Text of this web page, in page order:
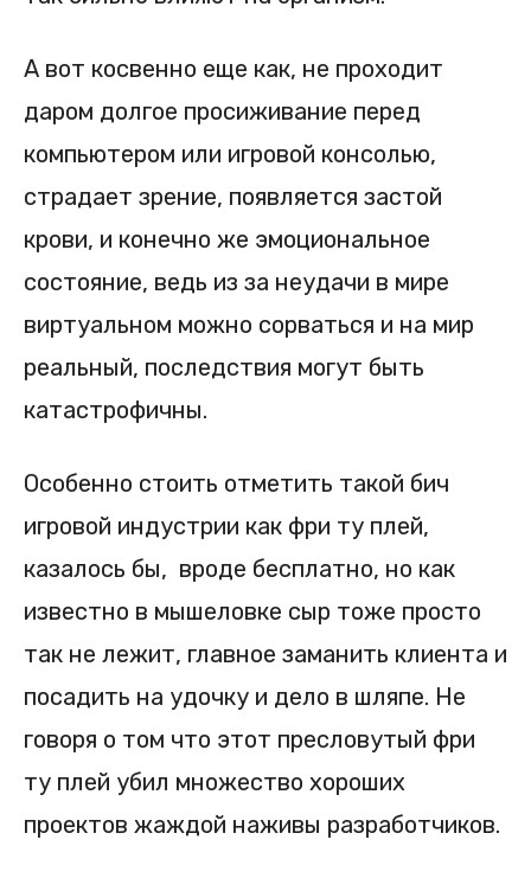
А вот косвенно еще как, не проходит
даром долгое просиживание перед
компьютером или игровой консолью,
страдает зрение, появляется застой
крови, и конечно же эмоциональное
состояние, ведь из за неудачи в мире
виртуальном можно сорваться и на мир
реальный, последствия могут быть
катастрофичны.
Особенно стоить отметить такой бич
игровой индустрии как фри ту плей,
казалось бы, вроде бесплатно, но как
известно в мышеловке сыр тоже просто
так не лежит, главное заманить клиента и
посадить на удочку и дело в шляпе. Не
говоря о том что этот пресловутый фри
ту плей убил множество хороших
проектов жаждой наживы разработчиков.